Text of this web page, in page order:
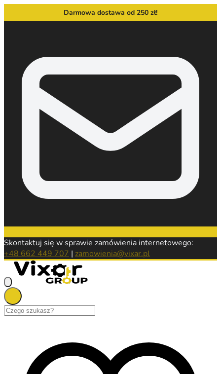
Darmowa dostawa od 250 zł!
Skontaktuj się w sprawie zamówienia internetowego:
+48 662 449 707 | zamowienia@vixar.pl